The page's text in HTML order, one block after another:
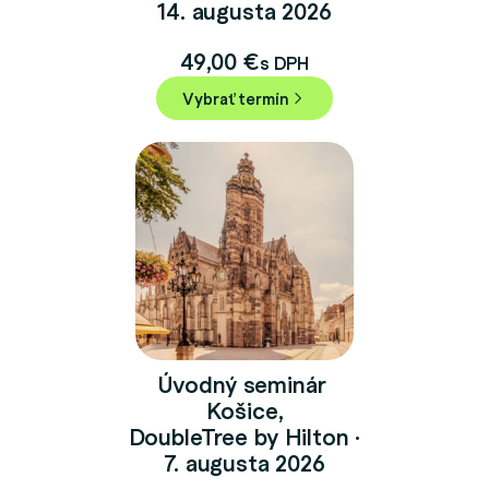
14. augusta 2026
49,00 €s DPH
Vybrať termín
Úvodný seminár
Košice,
DoubleTree by Hilton ·
7. augusta 2026